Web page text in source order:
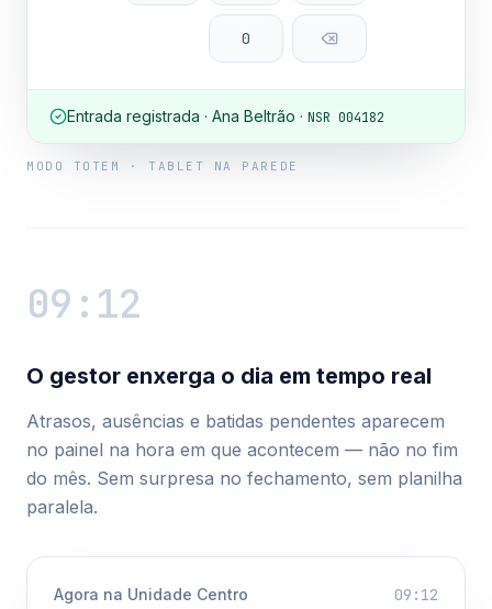
0
Entrada registrada · Ana Beltrão · NSR 004182
MODO TOTEM · TABLET NA PAREDE
09:12
O gestor enxerga o dia em tempo real
Atrasos, ausências e batidas pendentes aparecem
no painel na hora em que acontecem — não no fim
do mês. Sem surpresa no fechamento, sem planilha
paralela.
Agora na Unidade Centro 09:12